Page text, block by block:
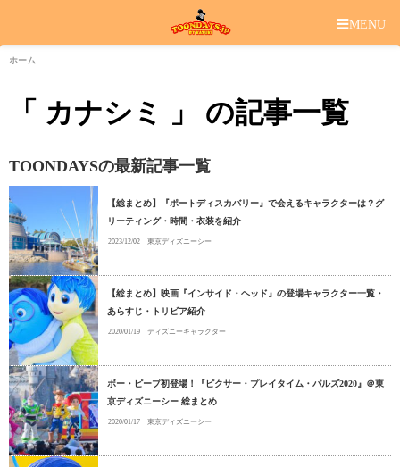
☰MENU
ホーム
「 カナシミ 」 の記事一覧
TOONDAYSの最新記事一覧
【総まとめ】『ポートディスカバリー』で会えるキャラクターは？グ
リーティング・時間・衣装を紹介
2023/12/02 東京ディズニーシー
【総まとめ】映画『インサイド・ヘッド』の登場キャラクター一覧・
あらすじ・トリビア紹介
2020/01/19 ディズニーキャラクター
ボー・ピープ初登場！『ピクサー・プレイタイム・パルズ2020』＠東
京ディズニーシー 総まとめ
2020/01/17 東京ディズニーシー